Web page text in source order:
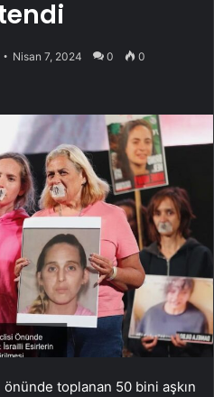
Nisan 7, 2024 0 0
önünde toplanan 50 bini aşkın